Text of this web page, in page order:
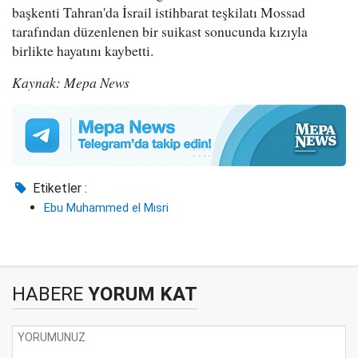
başkenti Tahran'da İsrail istihbarat teşkilatı Mossad
tarafından düzenlenen bir suikast sonucunda kızıyla
birlikte hayatını kaybetti.
Kaynak: Mepa News
Etiketler :
Ebu Muhammed el Mısri
HABERE YORUM KAT